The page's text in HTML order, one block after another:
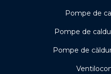
Pompe de
Pompe de
Pompe de